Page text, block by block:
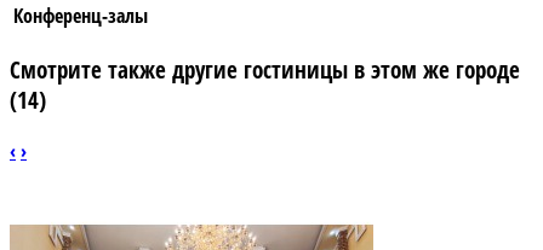
Конференц-залы
Смотрите также другие гостиницы в этом же городе
(14)
‹›